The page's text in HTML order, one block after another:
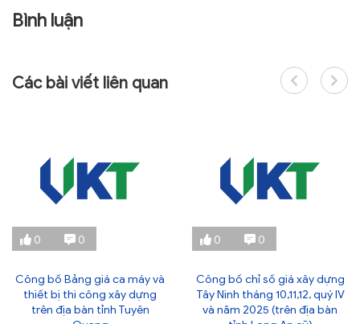
Bình luận
Các bài viết liên quan
0 0
Công bố Bảng giá ca máy và
thiết bị thi công xây dựng
trên địa bàn tỉnh Tuyên
0 0
Công bố chỉ số giá xây dựng
Tây Ninh tháng 10,11,12, quý IV
và năm 2025 (trên địa bàn